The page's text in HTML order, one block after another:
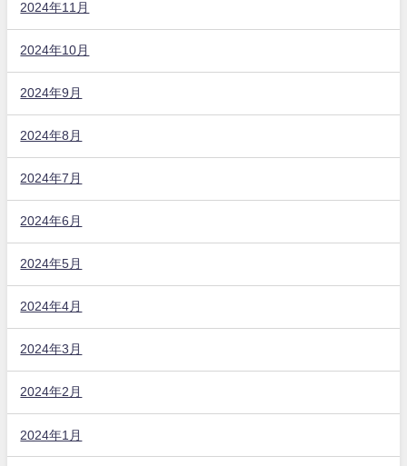
2024年11月
2024年10月
2024年9月
2024年8月
2024年7月
2024年6月
2024年5月
2024年4月
2024年3月
2024年2月
2024年1月